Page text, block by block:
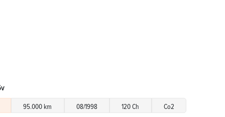
95.000 km 08/1998 120 Ch Co2